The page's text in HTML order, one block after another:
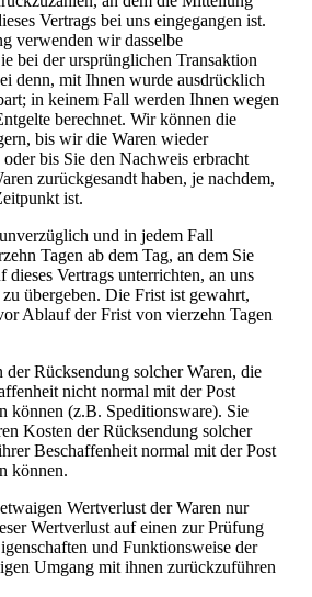
Vertrags bei uns eingegangen ist.
verwenden wir dasselbe
bei der ursprünglichen Transaktion
denn, mit Ihnen wurde ausdrücklich
in keinem Fall werden Ihnen wegen
berechnet. Wir können die
bis wir die Waren wieder
bis Sie den Nachweis erbracht
zurückgesandt haben, je nachdem,
ist.
und in jedem Fall
Tagen ab dem Tag, an dem Sie
dieses Vertrags unterrichten, an uns
übergeben. Die Frist ist gewahrt,
Ablauf der Frist von vierzehn Tagen
Rücksendung solcher Waren, die
nicht normal mit der Post
können (z.B. Speditionsware). Sie
Kosten der Rücksendung solcher
Beschaffenheit normal mit der Post
können.
Wertverlust der Waren nur
Wertverlust auf einen zur Prüfung
und Funktionsweise der
Umgang mit ihnen zurückzuführen